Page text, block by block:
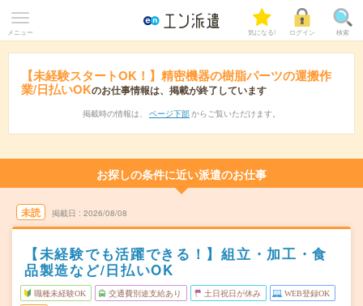
メニュー 気になる! ログイン 検索
【未経験スタートOK！】精密機器の樹脂パーツの運搬作
業/日払いOKのお仕事情報は、掲載が終了しています
掲載時の情報は、 ページ下部 からご覧いただけます。
お探しの条件に近い派遣のお仕事
未読 掲載日 2026/08/08
【未経験でも活躍できる！】組立・加工・食
品製造など/日払いOK
職種未経験OK 交通費別途支給あり 土日祝日が休み WEB登録OK